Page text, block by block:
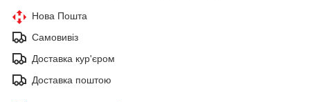
Нова Пошта
Самовивіз
Доставка кур'єром
Доставка поштою